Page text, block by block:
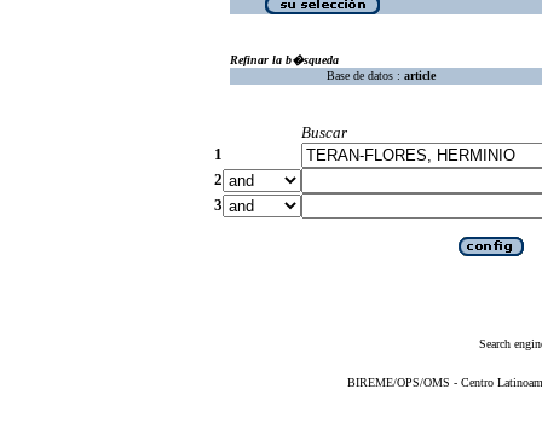
Refinar la b�squeda
Base de datos : article
Buscar
1
2
3
Search
BIREME/OPS/OMS - Centro